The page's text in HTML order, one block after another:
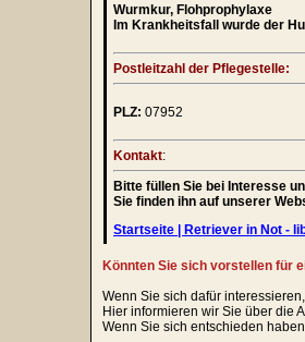
Wurmkur, Flohprophylaxe
Im Krankheitsfall wurde der
Postleitzahl der Pflegestelle:
PLZ: 07952
Kontakt:
Bitte füllen Sie bei Interesse
Sie finden ihn auf unserer
Startseite | Retriever in Not -
Könnten Sie sich vorstellen für
Wenn Sie sich dafür
Hier informieren wir Sie über die
Wenn Sie sich entschieden